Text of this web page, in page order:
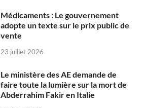
Médicaments : Le gouvernement
adopte un texte sur le prix public de
vente
23 juillet 2026
Le ministère des AE demande de
faire toute la lumière sur la mort de
Abderrahim Fakir en Italie